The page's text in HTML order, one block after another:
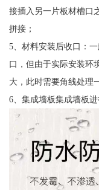
接插入另一片板材槽口
拼接；
5、材料安装后收口：
口，但由于实际安装环
大，此时需要角线处理
6、集成墙板集成墙板